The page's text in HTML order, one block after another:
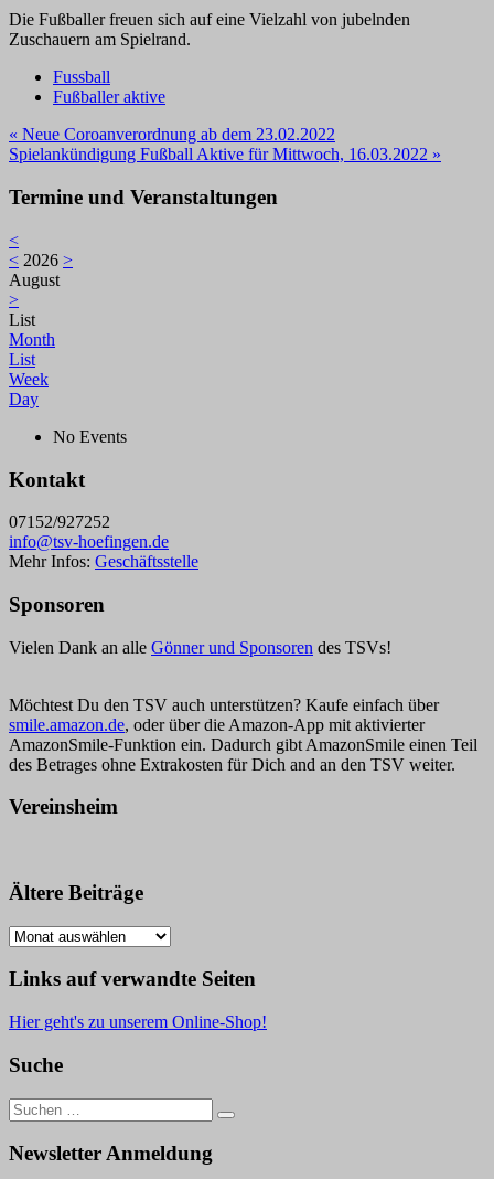
Die Fußballer freuen sich auf eine Vielzahl von jubelnden
Zuschauern am Spielrand.
Fussball
Fußballer aktive
Beitragsnavigation
« Neue Coroanverordnung ab dem 23.02.2022
Spielankündigung Fußball Aktive für Mittwoch, 16.03.2022 »
Termine und Veranstaltungen
<
< 2026 >
August
>
List
Month
List
Week
Day
No Events
Kontakt
07152/927252
info@tsv-hoefingen.de
Mehr Infos: Geschäftsstelle
Sponsoren
Vielen Dank an alle Gönner und Sponsoren des TSVs!
Möchtest Du den TSV auch unterstützen? Kaufe einfach über
smile.amazon.de, oder über die Amazon-App mit aktivierter
AmazonSmile-Funktion ein. Dadurch gibt AmazonSmile einen Teil
des Betrages ohne Extrakosten für Dich and an den TSV weiter.
Vereinsheim
Ältere Beiträge
Ältere
Links auf verwandte Seiten
Hier geht's zu unserem Online-Shop!
Suche
Suche
nach:
Newsletter Anmeldung